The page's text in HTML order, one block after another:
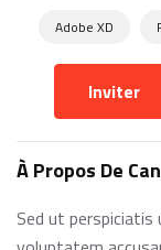
Adobe XD
Inviter
À Propos De
Sed ut